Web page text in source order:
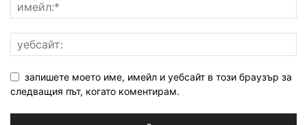
запишете моето име, имейл и уебсайт в този браузър за
следващия път, когато коментирам.